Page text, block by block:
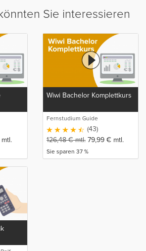
Sie interessieren
mtl.
Wiwi Bachelor Komplettkurs
Fernstudium Guide
(43)
126,48€mtl. 79,99 € mtl.
Sie sparen 37 %